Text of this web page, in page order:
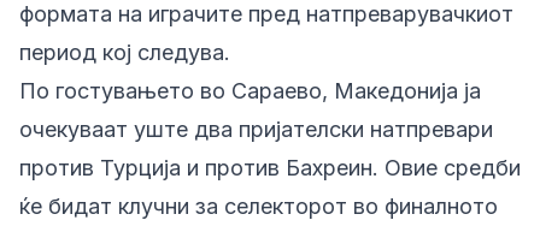
формата на играчите пред натпреварувачкиот
период кој следува.
По гостувањето во Сараево, Македонија ја
очекуваат уште два пријателски натпревари
против Турција и против Бахреин. Овие средби
ќе бидат клучни за селекторот во финалното